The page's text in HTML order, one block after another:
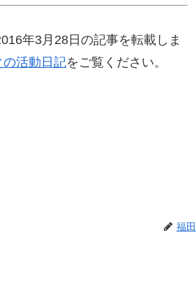
年3月28日の記事を転載しま
活動日記をご覧ください。
福